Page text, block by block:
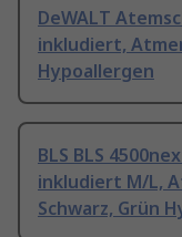
DeWALT
inkludiert,
Hypoallergen
BLS BLS
inkludiert M/L,
Schwarz, Grün